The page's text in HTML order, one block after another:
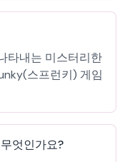
타내는 미스터리한
스프런키) 게임
엇인가요?